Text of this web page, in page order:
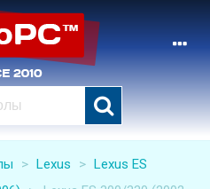
> Lexus > Lexus ES